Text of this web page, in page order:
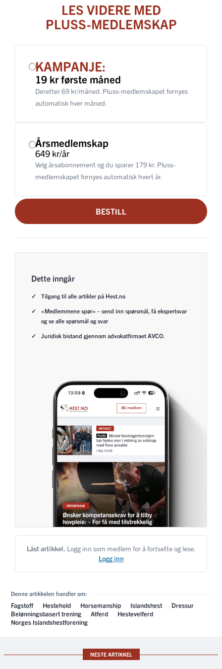
LES VIDERE MED
PLUSS-MEDLEMSKAP
KAMPANJE:
19 kr første måned
Deretter 69 kr/måned. Pluss-medlemskapet fornyes
automatisk hver måned.
Årsmedlemskap
649 kr/år
Velg årsabonnement og du sparer 179 kr. Pluss-
medlemskapet fornyes automatisk hvert år.
BESTILL
Dette inngår
Tilgang til alle artikler på Hest.no
«Medlemmene spør» – send inn spørsmål, få ekspertsvar
og se alle spørsmål og svar
Juridisk bistand gjennom advokatfirmaet AVCO.
Låst artikkel. Logg inn som medlem for å fortsette og lese.
Logg inn
Denne artikkelen handler om:
Fagstoff Hestehold Horsemanship Islandshest
Dressur
Belønningsbasert trening
Atferd
Hestevelferd
Norges Islandshestforening
NESTE ARTIKKEL